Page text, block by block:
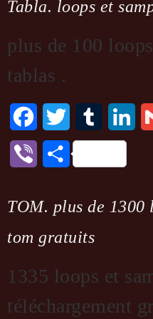
Tabla. loops et
plus de 100
tablas .
FacebookTwitter Tumblr
Viber Partager
TOM. plus de 1300
tom gratuits
1335 loops et
téléchargement